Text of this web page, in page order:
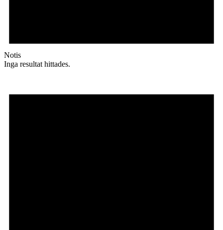
Notis
Inga resultat hittades.